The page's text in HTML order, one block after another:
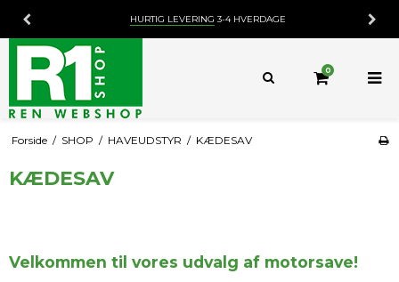
HURTIG LEVERING 3-4 HVERDAGE
0
Forside / SHOP / HAVEUDSTYR / KÆDESAV
KÆDESAV
Velkommen til vores udvalg af motorsave!